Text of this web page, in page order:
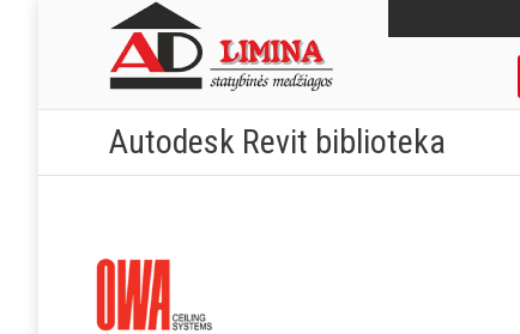
Autodesk Revit biblioteka